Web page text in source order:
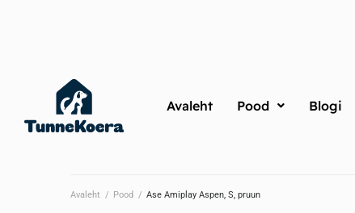
Avaleht Pood Blogi
Avaleht / Pood / Ase Amiplay Aspen​, S, pruun